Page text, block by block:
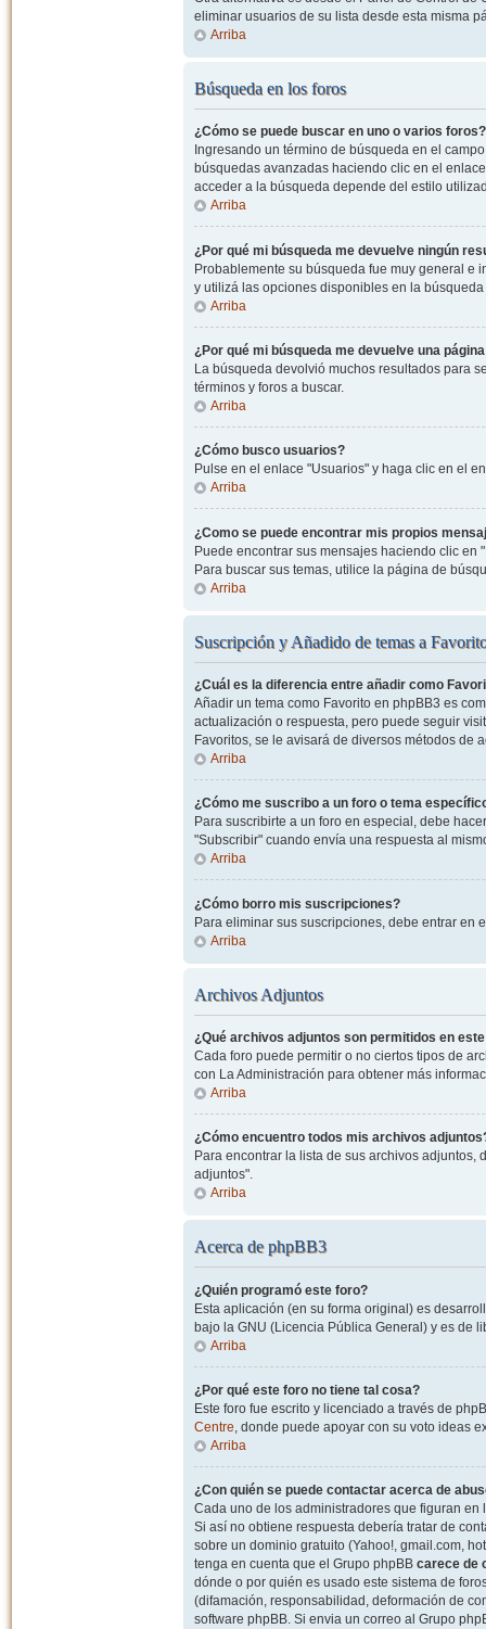
eliminar usuarios de su lista desde esta misma
Arriba
Búsqueda en los foros
¿Cómo se puede buscar en uno o varios foros?
Ingresando un término de búsqueda en el
búsquedas avanzadas haciendo clic en el
acceder a la búsqueda depende del estilo
Arriba
¿Por qué mi búsqueda me devuelve ningún
Probablemente su búsqueda fue muy general e
y utilizá las opciones disponibles en la
Arriba
¿Por qué mi búsqueda me devuelve una
La búsqueda devolvió muchos resultados para
términos y foros a buscar.
Arriba
¿Cómo busco usuarios?
Pulse en el enlace "Usuarios" y haga clic en el
Arriba
¿Como se puede encontrar mis propios
Puede encontrar sus mensajes haciendo clic en
Para buscar sus temas, utilice la página de
Arriba
Suscripción y Añadido de temas a
¿Cuál es la diferencia entre añadir como
Añadir un tema como Favorito en phpBB3 es
actualización o respuesta, pero puede seguir
Favoritos, se le avisará de diversos métodos de
Arriba
¿Cómo me suscribo a un foro o tema
Para suscribirte a un foro en especial, debe
"Subscribir" cuando envía una respuesta al
Arriba
¿Cómo borro mis suscripciones?
Para eliminar sus suscripciones, debe entrar en
Arriba
Archivos Adjuntos
¿Qué archivos adjuntos son permitidos en
Cada foro puede permitir o no ciertos tipos de
con La Administración para obtener más
Arriba
¿Cómo encuentro todos mis archivos
Para encontrar la lista de sus archivos
adjuntos".
Arriba
Acerca de phpBB3
¿Quién programó este foro?
Esta aplicación (en su forma original) es
bajo la GNU (Licencia Pública General) y es de
Arriba
¿Por qué este foro no tiene tal cosa?
Este foro fue escrito y licenciado a través de
Centre, donde puede apoyar con su voto ideas
Arriba
¿Con quién se puede contactar acerca de
Cada uno de los administradores que figuran
Si así no obtiene respuesta debería tratar de
sobre un dominio gratuito (Yahoo!, gmail.com,
tenga en cuenta que el Grupo phpBB carece de
dónde o por quién es usado este sistema de
(difamación, responsabilidad, deformación de
software phpBB. Si envia un correo al Grupo